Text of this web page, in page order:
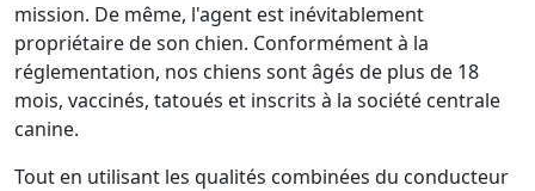
mission. De même, l'agent est inévitablement
propriétaire de son chien. Conformément à la
réglementation, nos chiens sont âgés de plus de 18
mois, vaccinés, tatoués et inscrits à la société centrale
canine.
Tout en utilisant les qualités combinées du conducteur